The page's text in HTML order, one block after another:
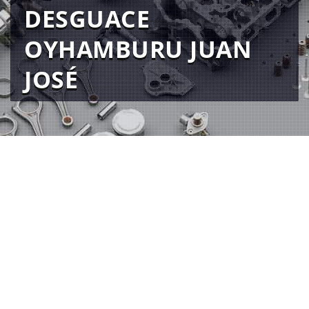
DESGUACE
OYHAMBURU JUAN
JOSÉ